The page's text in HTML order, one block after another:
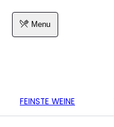
Menu
FEINSTE WEINE